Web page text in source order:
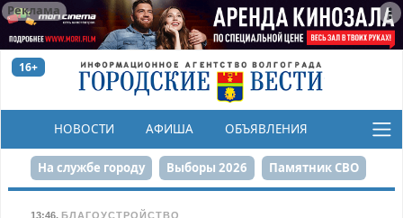
Реклама
16+
НОВОСТИ АФИША ОБЪЯВЛЕНИЯ
КОНКУРСЫ
На службе городу Выборы 2026 Памятник СВО
Сталинград в сердце
13:46, БЛАГОУСТРОЙСТВО